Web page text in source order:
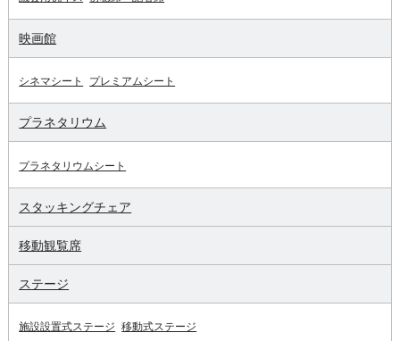
映画館
シネマシート プレミアムシート
プラネタリウム
プラネタリウムシート
スタッキングチェア
移動観覧席
ステージ
施設設置式ステージ 移動式ステージ